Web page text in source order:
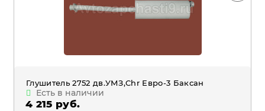
Глушитель 2752 дв.УМЗ,Chr Евро-3 Баксан
Есть в наличии
4 215 руб.